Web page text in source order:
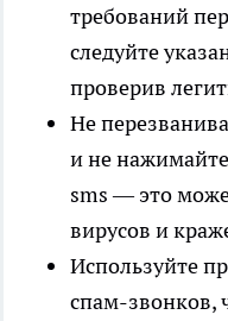
требований
следуйте
проверив
Не
и не
sms — это
вирусов и
Используйте
спам-звонков,